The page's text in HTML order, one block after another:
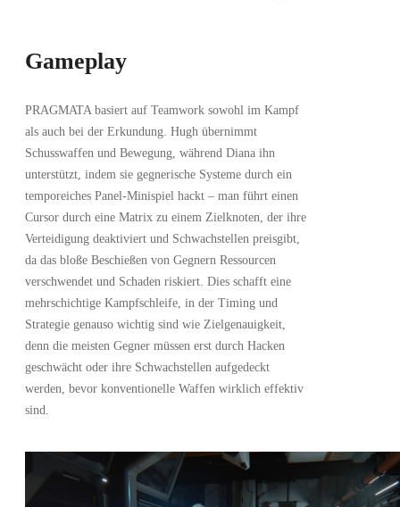
Gameplay
PRAGMATA basiert auf Teamwork sowohl im Kampf
als auch bei der Erkundung. Hugh übernimmt
Schusswaffen und Bewegung, während Diana ihn
unterstützt, indem sie gegnerische Systeme durch ein
temporeiches Panel-Minispiel hackt – man führt einen
Cursor durch eine Matrix zu einem Zielknoten, der ihre
Verteidigung deaktiviert und Schwachstellen preisgibt,
da das bloße Beschießen von Gegnern Ressourcen
verschwendet und Schaden riskiert. Dies schafft eine
mehrschichtige Kampfschleife, in der Timing und
Strategie genauso wichtig sind wie Zielgenauigkeit,
denn die meisten Gegner müssen erst durch Hacken
geschwächt oder ihre Schwachstellen aufgedeckt
werden, bevor konventionelle Waffen wirklich effektiv
sind.